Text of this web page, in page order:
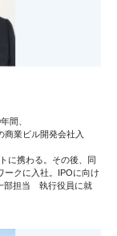
間、
商業ビル開発会社入
に携わる。その後、同
クに入社。IPOに向け
部担当 執行役員に就